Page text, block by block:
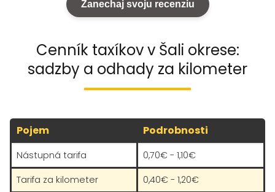
Zanechaj svoju recenziu
Cenník taxíkov v Šali okrese:
sadzby a odhady za kilometer
Pojem Podrobnosti
Nástupná tarifa
0,70€ - 1,10€
Tarifa za kilometer
0,40€ - 1,20€